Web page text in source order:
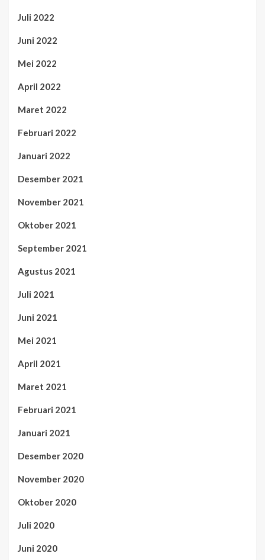
Juli 2022
Juni 2022
Mei 2022
April 2022
Maret 2022
Februari 2022
Januari 2022
Desember 2021
November 2021
Oktober 2021
September 2021
Agustus 2021
Juli 2021
Juni 2021
Mei 2021
April 2021
Maret 2021
Februari 2021
Januari 2021
Desember 2020
November 2020
Oktober 2020
Juli 2020
Juni 2020